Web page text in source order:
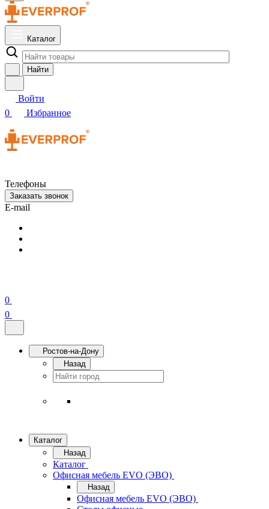
Каталог
Найти
Войти
0
Избранное
Телефоны
Заказать звонок
E-mail
0
0
Ростов-на-Дону
Назад
Каталог
Назад
Каталог
Офисная мебель EVO (ЭВО)
Назад
Офисная мебель EVO (ЭВО)